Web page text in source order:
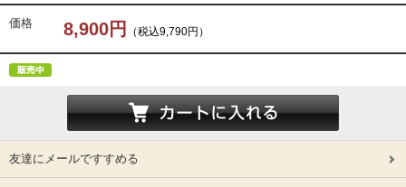
価格 8,900円 （税込9,790円）
友達にメールですすめる